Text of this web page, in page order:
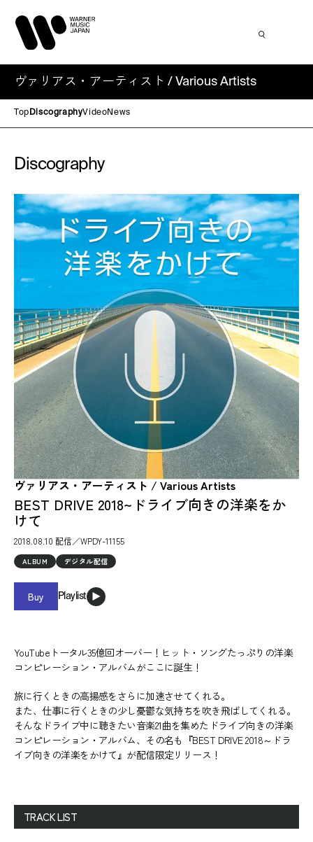
ヴァリアス・アーティスト / Various Artists
Top DiscographyVideoNews
Discography
ヴァリアス・アーティスト / Various Artists
BEST DRIVE 2018~ドライブ向きの洋楽をか
けて
2018.08.10 配信／WPDY-11155
ALBUM デジタル配信
Buy Playlist
YouTubeトータル35億回オーバー！ヒット・ソングたっぷりの洋楽
コンピレーション・アルバムがここに誕生！
旅に行くときの高揚感をさらに加速させてくれる。
また、仕事に行くときの少し憂鬱な気持ちを吹き飛ばしてくれる。
そんなドライブ中に聴きたい音楽21曲を集めたドライブ向きの洋楽
コンピレーション・アルバム、その名も『BEST DRIVE 2018～ドラ
イブ向きの洋楽をかけて』が配信限定リリース！
TRACK LIST